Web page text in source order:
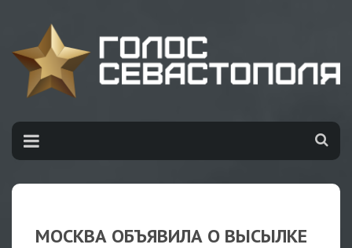
МОСКВА ОБЪЯВИЛА О ВЫСЫЛКЕ